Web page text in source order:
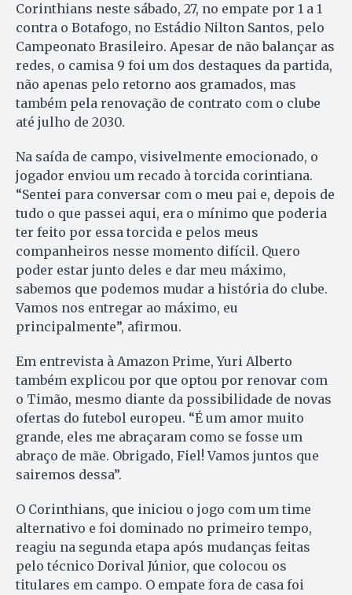
Corinthians neste sábado, 27, no empate por 1 a 1
contra o Botafogo, no Estádio Nilton Santos, pelo
Campeonato Brasileiro. Apesar de não balançar as
redes, o camisa 9 foi um dos destaques da partida,
não apenas pelo retorno aos gramados, mas
também pela renovação de contrato com o clube
até julho de 2030.
Na saída de campo, visivelmente emocionado, o
jogador enviou um recado à torcida corintiana.
“Sentei para conversar com o meu pai e, depois de
tudo o que passei aqui, era o mínimo que poderia
ter feito por essa torcida e pelos meus
companheiros nesse momento difícil. Quero
poder estar junto deles e dar meu máximo,
sabemos que podemos mudar a história do clube.
Vamos nos entregar ao máximo, eu
principalmente”, afirmou.
Em entrevista à Amazon Prime, Yuri Alberto
também explicou por que optou por renovar com
o Timão, mesmo diante da possibilidade de novas
ofertas do futebol europeu. “É um amor muito
grande, eles me abraçaram como se fosse um
abraço de mãe. Obrigado, Fiel! Vamos juntos que
sairemos dessa”.
O Corinthians, que iniciou o jogo com um time
alternativo e foi dominado no primeiro tempo,
reagiu na segunda etapa após mudanças feitas
pelo técnico Dorival Júnior, que colocou os
titulares em campo. O empate fora de casa foi